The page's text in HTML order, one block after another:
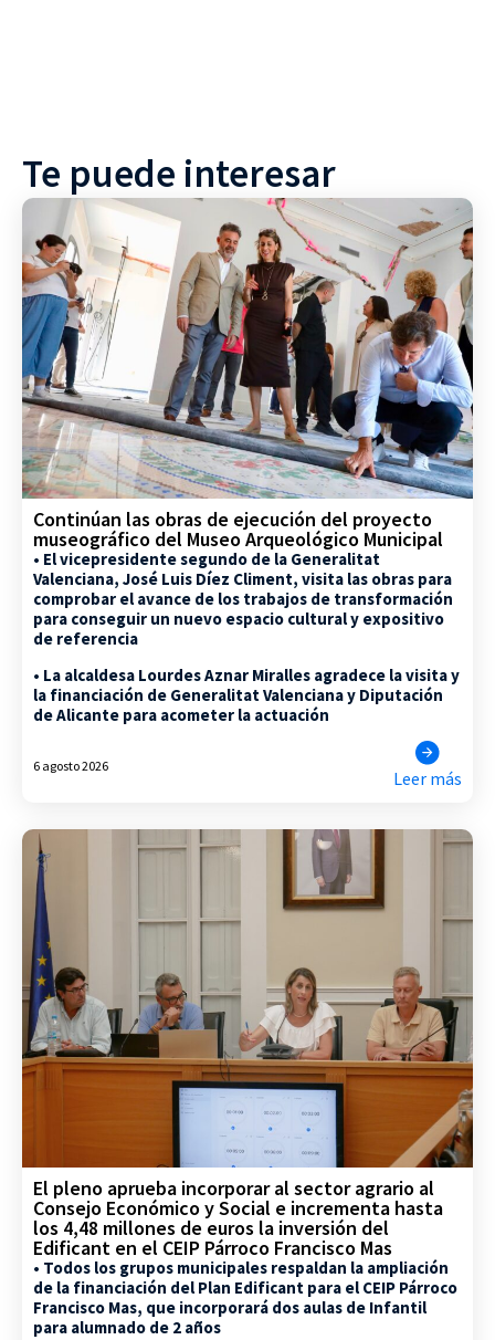
Te puede interesar
Continúan las obras de ejecución del proyecto
museográfico del Museo Arqueológico Municipal
• El vicepresidente segundo de la Generalitat
Valenciana, José Luis Díez Climent, visita las obras para
comprobar el avance de los trabajos de transformación
para conseguir un nuevo espacio cultural y expositivo
de referencia
• La alcaldesa Lourdes Aznar Miralles agradece la visita y
la financiación de Generalitat Valenciana y Diputación
de Alicante para acometer la actuación
6 agosto 2026
Leer más
El pleno aprueba incorporar al sector agrario al
Consejo Económico y Social e incrementa hasta
los 4,48 millones de euros la inversión del
Edificant en el CEIP Párroco Francisco Mas
• Todos los grupos municipales respaldan la ampliación
de la financiación del Plan Edificant para el CEIP Párroco
Francisco Mas, que incorporará dos aulas de Infantil
para alumnado de 2 años